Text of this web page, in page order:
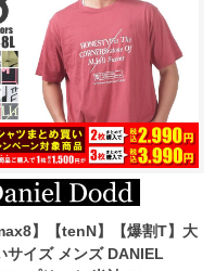
】【tenN】【爆割T】大
サイズ メンズ DANIEL